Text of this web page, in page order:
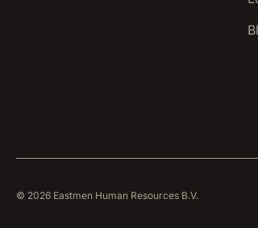
© 2026 Eastmen Human Resources B.V.